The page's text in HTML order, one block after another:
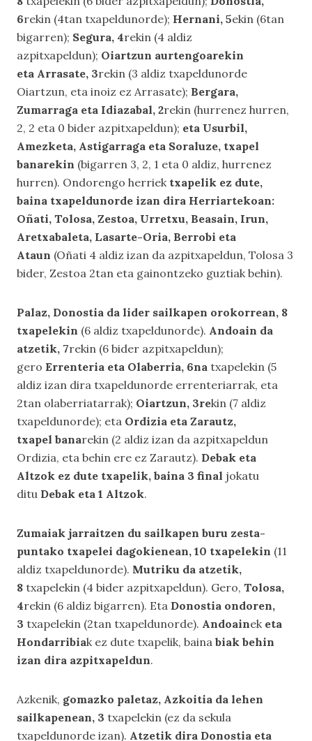
6rekin (4tan txapeldunorde); Hernani, 5ekin (6tan
bigarren); Segura, 4rekin (4 aldiz
azpitxapeldun); Oiartzun aurtengoarekin
eta Arrasate, 3rekin (3 aldiz txapeldunorde
Oiartzun, eta inoiz ez Arrasate); Bergara,
Zumarraga eta Idiazabal, 2rekin (hurrenez hurren,
2, 2 eta 0 bider azpitxapeldun); eta Usurbil,
Amezketa, Astigarraga eta Soraluze, txapel
banarekin (bigarren 3, 2, 1 eta 0 aldiz, hurrenez
hurren). Ondorengo herriek txapelik ez dute,
baina txapeldunorde izan dira Herriartekoan:
Oñati, Tolosa, Zestoa, Urretxu, Beasain, Irun,
Aretxabaleta, Lasarte-Oria, Berrobi eta
Ataun (Oñati 4 aldiz izan da azpitxapeldun, Tolosa 3
bider, Zestoa 2tan eta gainontzeko guztiak behin).
Palaz, Donostia da lider sailkapen orokorrean, 8
txapelekin (6 aldiz txapeldunorde). Andoain da
atzetik, 7rekin (6 bider azpitxapeldun);
gero Errenteria eta Olaberria, 6na txapelekin (5
aldiz izan dira txapeldunorde errenteriarrak, eta
2tan olaberriatarrak); Oiartzun, 3rekin (7 aldiz
txapeldunorde); eta Ordizia eta Zarautz,
txapel banarekin (2 aldiz izan da azpitxapeldun
Ordizia, eta behin ere ez Zarautz). Debak eta
Altzok ez dute txapelik, baina 3 final jokatu
ditu Debak eta 1 Altzok.
Zumaiak jarraitzen du sailkapen buru zesta-
puntako txapelei dagokienean, 10 txapelekin (11
aldiz txapeldunorde). Mutriku da atzetik,
8 txapelekin (4 bider azpitxapeldun). Gero, Tolosa,
4rekin (6 aldiz bigarren). Eta Donostia ondoren,
3 txapelekin (2tan txapeldunorde). Andoainek eta
Hondarribiak ez dute txapelik, baina biak behin
izan dira azpitxapeldun.
Azkenik, gomazko paletaz, Azkoitia da lehen
sailkapenean, 3 txapelekin (ez da sekula
txapeldunorde izan). Atzetik dira Donostia eta